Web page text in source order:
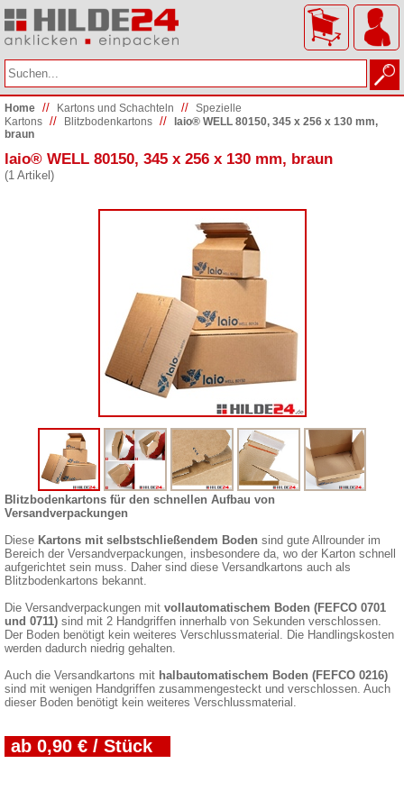
Home // Kartons und Schachteln // Spezielle
Kartons // Blitzbodenkartons //
laio® WELL 80150, 345 x 256 x 130 mm,
braun
laio® WELL 80150, 345 x 256 x 130 mm, braun
(1 Artikel)
Blitzbodenkartons für den schnellen Aufbau von
Versandverpackungen
Diese Kartons mit selbstschließendem Boden sind gute Allrounder im
Bereich der Versandverpackungen, insbesondere da, wo der Karton schnell
aufgerichtet sein muss. Daher sind diese Versandkartons auch als
Blitzbodenkartons bekannt.
Die Versandverpackungen mit vollautomatischem Boden (FEFCO 0701
und 0711) sind mit 2 Handgriffen innerhalb von Sekunden verschlossen.
Der Boden benötigt kein weiteres Verschlussmaterial. Die Handlingskosten
werden dadurch niedrig gehalten.
Auch die Versandkartons mit halbautomatischem Boden (FEFCO 0216)
sind mit wenigen Handgriffen zusammengesteckt und verschlossen. Auch
dieser Boden benötigt kein weiteres Verschlussmaterial.
ab 0,90 € / Stück